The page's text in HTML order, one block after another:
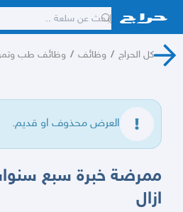
كل الحراج / وظائف / وظائف طب
العرض محذوف او قديم.
ممرضة خبرة سبع
ازال